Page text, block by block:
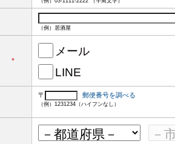
（例）居酒屋
*
メール
LINE
〒 郵便番号を調べる
（例）1231234（ハイフンなし）